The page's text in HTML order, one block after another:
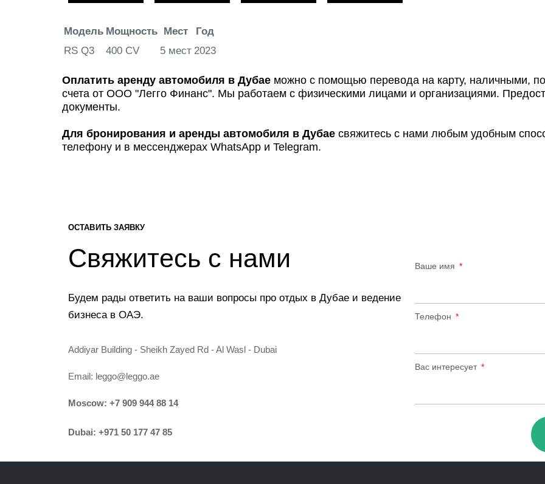
Модель Мощность Мест
Год
RS Q3
400 CV 5 мест 2023
Оплатить аренду автомобиля в Дубае можно с помощью перевода на карту, наличными,
счета от ООО "Легго Финанс". Мы работаем с физическими лицами и организациями.
документы.
Для бронирования и аренды автомобиля в Дубае свяжитесь с нами любым удобным
телефону и в мессенджерах WhatsApp и Telegram.
ОСТАВИТЬ ЗАЯВКУ
Свяжитесь с нами
Будем рады ответить на ваши вопросы про отдых в Дубае и ведение
бизнеса в ОАЭ.
Addiyar Building - Sheikh Zayed Rd - Al Wasl - Dubai
Email: leggo@leggo.ae
Moscow: +7 909 944 88 14
Dubai: +971 50 177 47 85
Ваше имя
Телефон
Вас интересует